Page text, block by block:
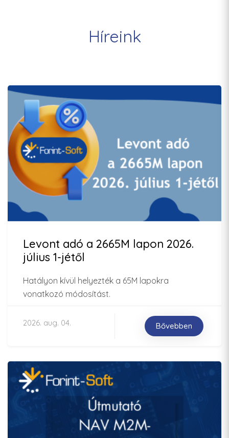
Híreink
Levont adó a 2665M lapon 2026.
július 1-jétől
Hatályon kívül helyezték a 65M lapokra
vonatkozó módosítást.
2026. aug. 04. Bővebben